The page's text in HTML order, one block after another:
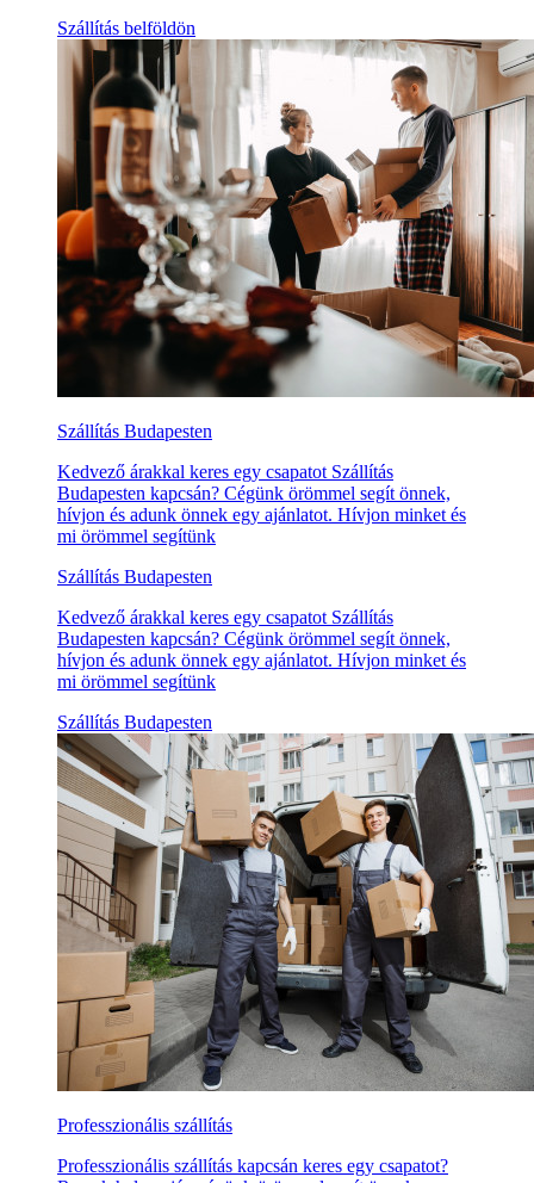
Szállítás belföldön
Szállítás Budapesten
Kedvező árakkal keres egy csapatot Szállítás
Budapesten kapcsán? Cégünk örömmel segít önnek,
hívjon és adunk önnek egy ajánlatot. Hívjon minket és
mi örömmel segítünk
Szállítás Budapesten
Kedvező árakkal keres egy csapatot Szállítás
Budapesten kapcsán? Cégünk örömmel segít önnek,
hívjon és adunk önnek egy ajánlatot. Hívjon minket és
mi örömmel segítünk
Szállítás Budapesten
Professzionális szállítás
Professzionális szállítás kapcsán keres egy csapatot?